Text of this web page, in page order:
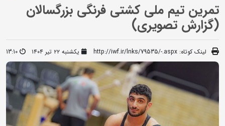
تمرین تیم ملی کشتی فرنگی بزرگسالان
(گزارش تصویری)
لینک کوتاه: http://iwf.ir/lnks/79535/-.aspx یکشنبه ۲۲ تیر ۱۴۰۴ 13:10